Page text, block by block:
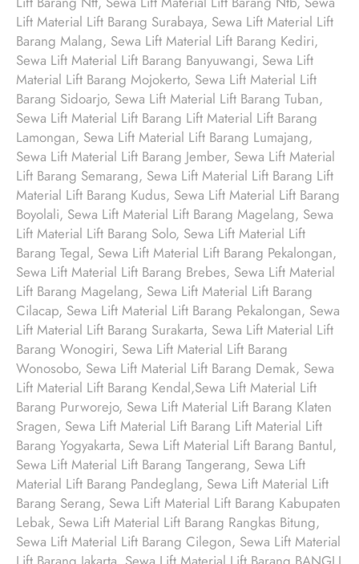
Lift Material Lift Barang Surabaya, Sewa Lift Material Lift
Barang Malang, Sewa Lift Material Lift Barang Kediri,
Sewa Lift Material Lift Barang Banyuwangi, Sewa Lift
Material Lift Barang Mojokerto, Sewa Lift Material Lift
Barang Sidoarjo, Sewa Lift Material Lift Barang Tuban,
Sewa Lift Material Lift Barang Lift Material Lift Barang
Lamongan, Sewa Lift Material Lift Barang Lumajang,
Sewa Lift Material Lift Barang Jember, Sewa Lift Material
Lift Barang Semarang, Sewa Lift Material Lift Barang Lift
Material Lift Barang Kudus, Sewa Lift Material Lift Barang
Boyolali, Sewa Lift Material Lift Barang Magelang, Sewa
Lift Material Lift Barang Solo, Sewa Lift Material Lift
Barang Tegal, Sewa Lift Material Lift Barang Pekalongan,
Sewa Lift Material Lift Barang Brebes, Sewa Lift Material
Lift Barang Magelang, Sewa Lift Material Lift Barang
Cilacap, Sewa Lift Material Lift Barang Pekalongan, Sewa
Lift Material Lift Barang Surakarta, Sewa Lift Material Lift
Barang Wonogiri, Sewa Lift Material Lift Barang
Wonosobo, Sewa Lift Material Lift Barang Demak, Sewa
Lift Material Lift Barang Kendal,Sewa Lift Material Lift
Barang Purworejo, Sewa Lift Material Lift Barang Klaten
Sragen, Sewa Lift Material Lift Barang Lift Material Lift
Barang Yogyakarta, Sewa Lift Material Lift Barang Bantul,
Sewa Lift Material Lift Barang Tangerang, Sewa Lift
Material Lift Barang Pandeglang, Sewa Lift Material Lift
Barang Serang, Sewa Lift Material Lift Barang Kabupaten
Lebak, Sewa Lift Material Lift Barang Rangkas Bitung,
Sewa Lift Material Lift Barang Cilegon, Sewa Lift Material